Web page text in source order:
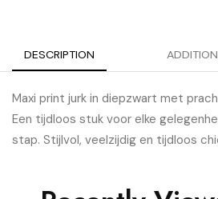
DESCRIPTION
Maxi print jurk in diepzwart met
Een tijdloos stuk voor elke
stap. Stijlvol, veelzijdig en tijdloos